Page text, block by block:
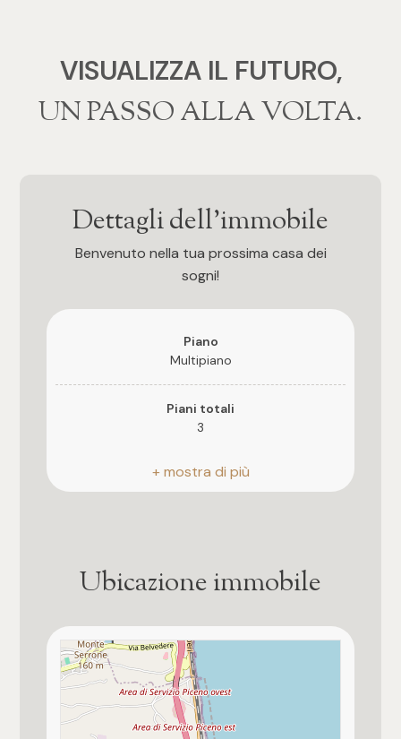
VISUALIZZA IL FUTURO,
‍‍UN PASSO ALLA VOLTA.
Dettagli dell'immobile
Benvenuto nella tua prossima casa dei
sogni!
Piano
Multipiano
Piani totali
3
Riscaldamento
Autonomo
Libero al rogito
Esposizione
4 lati
Ubicazione immobile